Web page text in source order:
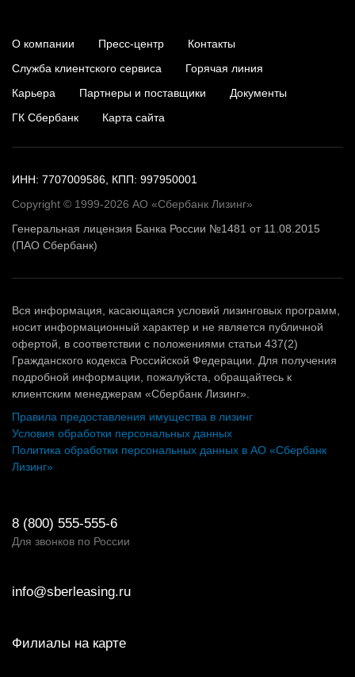
О компании Пресс-центр
Контакты
Служба клиентского сервиса
Горячая линия
Карьера
Партнеры и поставщики
Документы
ГК Сбербанк
Карта сайта
ИНН: 7707009586, КПП: 997950001
Copyright © 1999-2026 АО «Сбербанк Лизинг»
Генеральная лицензия Банка России №1481 от 11.08.2015
(ПАО Сбербанк)
Вся информация, касающаяся условий лизинговых программ,
носит информационный характер и не является публичной
офертой, в соответствии с положениями статьи 437(2)
Гражданского кодекса Российской Федерации. Для получения
подробной информации, пожалуйста, обращайтесь к
клиентским менеджерам «Сбербанк Лизинг».
Правила предоставления имущества в лизинг
Условия обработки персональных данных
Политика обработки персональных данных в АО «Сбербанк
Лизинг»
8 (800) 555-555-6
Для звонков по России
info@sberleasing.ru
Филиалы на карте